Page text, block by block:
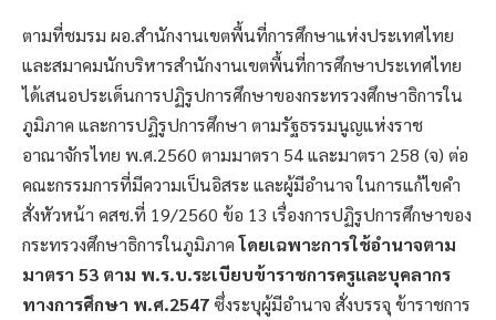
ตามที่ชมรม ผอ.สำนักงานเขตพื้นที่การศึกษาแห่งประเทศไทย
และสมาคมนักบริหารสำนักงานเขตพื้นที่การศึกษาประเทศไทย
ได้เสนอประเด็นการปฏิรูปการศึกษาของกระทรวงศึกษาธิการใน
ภูมิภาค และการปฏิรูปการศึกษา ตามรัฐธรรมนูญแห่งราช
อาณาจักรไทย พ.ศ.2560 ตามมาตรา 54 และมาตรา 258 (จ) ต่อ
คณะกรรมการที่มีความเป็นอิสระ และผู้มีอำนาจ ในการแก้ไขคำ
สั่งหัวหน้า คสช.ที่ 19/2560 ข้อ 13 เรื่องการปฏิรูปการศึกษาของ
กระทรวงศึกษาธิการในภูมิภาคโดยเฉพาะการใช้อำนาจตาม
มาตรา 53 ตาม พ.ร.บ.ระเบียบข้าราชการครูและบุคลากร
ทางการศึกษา พ.ศ.2547ซึ่งระบุผู้มีอำนาจ สั่งบรรจุ ข้าราชการ